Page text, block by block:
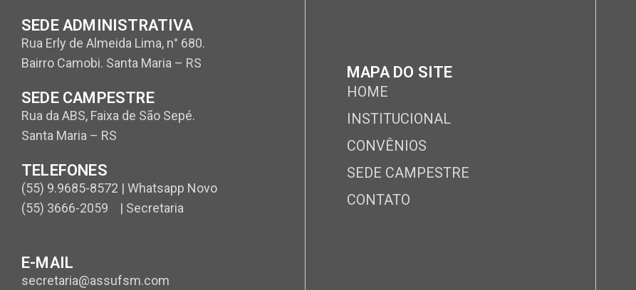
SEDE ADMINISTRATIVA
Rua Erly de Almeida Lima, n° 680.
Bairro Camobi. Santa Maria – RS
SEDE CAMPESTRE
Rua da ABS, Faixa de São Sepé.
Santa Maria – RS
TELEFONES
(55) 9.9685-8572 | Whatsapp Novo
(55) 3666-2059 | Secretaria
E-MAIL
secretaria@assufsm.com
MAPA DO SITE
HOME
INSTITUCIONAL
CONVÊNIOS
SEDE CAMPESTRE
CONTATO